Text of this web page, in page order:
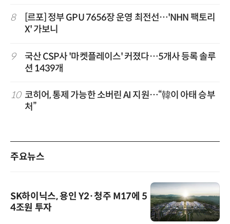
8
[르포] 정부 GPU 7656장 운영 최전선…'NHN 팩토리
X' 가보니
9
국산 CSP사 '마켓플레이스' 커졌다…5개사 등록 솔루
션 1439개
10 코히어, 통제 가능한 소버린 AI 지원…“韓이 아태 승부
처”
주요뉴스
SK하이닉스, 용인 Y2·청주 M17에 5
4조원 투자